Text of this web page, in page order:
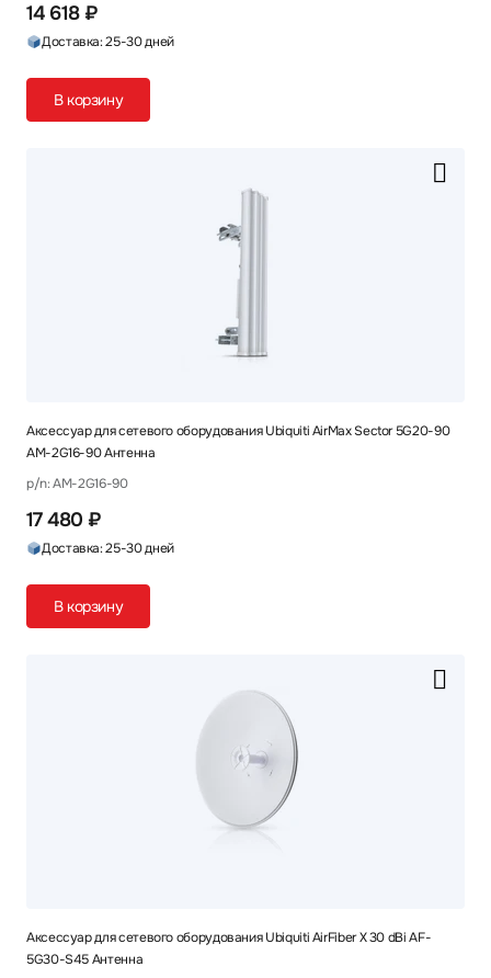
14 618 ₽
Доставка: 25-30 дней
В корзину
Аксессуар для сетевого оборудования Ubiquiti AirMax Sector 5G20-90
AM-2G16-90 Антенна
p/n: AM-2G16-90
17 480 ₽
Доставка: 25-30 дней
В корзину
Аксессуар для сетевого оборудования Ubiquiti AirFiber X 30 dBi AF-
5G30-S45 Антенна